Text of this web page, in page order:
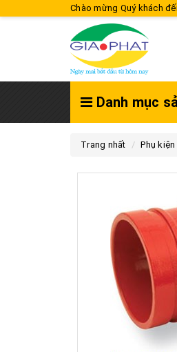
Chào mừng Quý khách
Danh mục
Trang nhất Phụ